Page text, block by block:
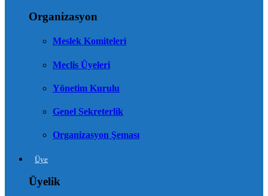
Organizasyon
Meslek Komiteleri
Meclis Üyeleri
Yönetim Kurulu
Genel Sekreterlik
Organizasyon Şeması
Üye
Üyelik